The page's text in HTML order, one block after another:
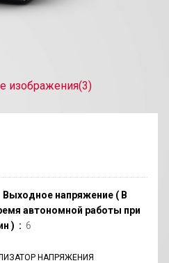
изображения(3)
Выходное напряжение ( В
автономной работы при
) 6
НАПРЯЖЕНИЯ